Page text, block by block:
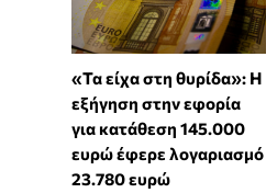
«Τα είχα στη θυρίδα»: Η
εξήγηση στην εφορία
για κατάθεση 145.000
ευρώ έφερε λογαριασμό
23.780 ευρώ